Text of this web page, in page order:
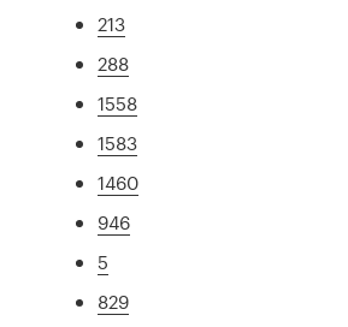
213
288
1558
1583
1460
946
5
829